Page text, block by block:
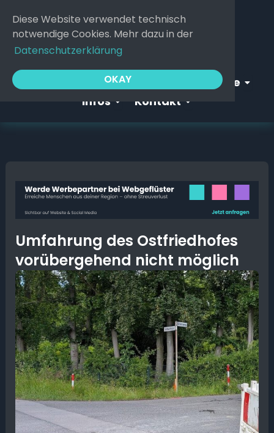
Diese Website verwendet technisch
notwendige Cookies. Mehr dazu in der
Datenschutzerklärung
OKAY
Inhalt
springen
Webgeflüster Open Webgeflüster
Service
Infos Kontakt
Umfahrung des Ostfriedhofes
vorübergehend nicht möglich